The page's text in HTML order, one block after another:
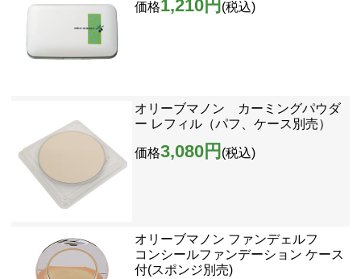
価格1,210円 (税込)
オリーブマノン カーミングパウダ
ー レフィル（パフ、ケース別売）
価格3,080円 (税込)
オリーブマノン ファンデェルフ
コンシールファンデーション ケース
付(スポンジ別売)